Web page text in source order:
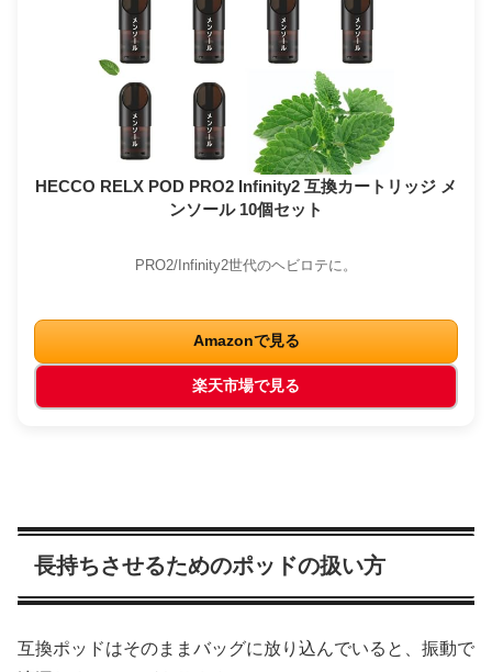
HECCO RELX POD PRO2 Infinity2 互換カートリッジ メ
ンソール 10個セット
PRO2/Infinity2世代のヘビロテに。
Amazonで見る
楽天市場で見る
長持ちさせるためのポッドの扱い方
互換ポッドはそのままバッグに放り込んでいると、振動で